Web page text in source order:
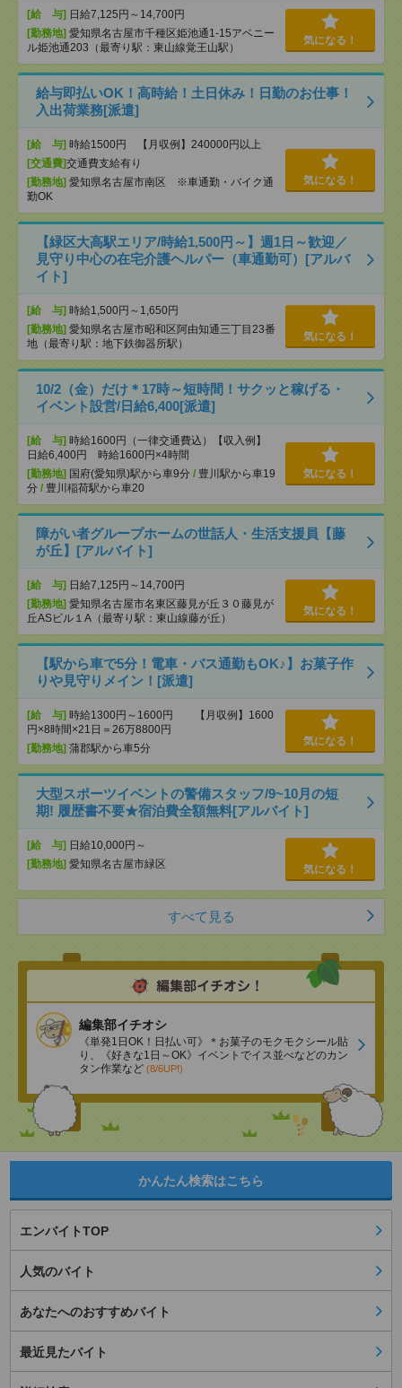
[給 与] 日給7,125円～14,700円
[勤務地] 愛知県名古屋市千種区姫池通1-15アベニー
ル姫池通203（最寄り駅：東山線覚王山駅）
気になる！
給与即払いOK！高時給！土日休み！日勤のお仕事！
入出荷業務[派遣]
[給 与] 時給1500円 【月収例】240000円以上
[交通費]交通費支給有り
[勤務地] 愛知県名古屋市南区 ※車通勤・バイク通
勤OK
気になる！
【緑区大高駅エリア/時給1,500円～】週1日～歓迎／
見守り中心の在宅介護ヘルパー（車通勤可）[アルバ
イト]
[給 与] 時給1,500円～1,650円
[勤務地] 愛知県名古屋市昭和区阿由知通三丁目23番
地（最寄り駅：地下鉄御器所駅）
気になる！
10/2（金）だけ＊17時～短時間！サクッと稼げる・
イベント設営/日給6,400[派遣]
[給 与] 時給1600円（一律交通費込）【収入例】
日給6,400円 時給1600円×4時間
[勤務地] 国府(愛知県)駅から車9分 / 豊川駅から車19
分 / 豊川稲荷駅から車20
気になる！
障がい者グループホームの世話人・生活支援員【藤
が丘】[アルバイト]
[給 与] 日給7,125円～14,700円
[勤務地] 愛知県名古屋市名東区藤見が丘３０藤見が
丘ASビル１A（最寄り駅：東山線藤が丘）
気になる！
【駅から車で5分！電車・バス通勤もOK♪】お菓子作
りや見守りメイン！[派遣]
[給 与] 時給1300円～1600円 【月収例】1600
円×8時間×21日＝26万8800円
[勤務地] 蒲郡駅から車5分
気になる！
大型スポーツイベントの警備スタッフ/9~10月の短
期! 履歴書不要★宿泊費全額無料[アルバイト]
[給 与] 日給10,000円～
[勤務地] 愛知県名古屋市緑区 気になる！
すべて見る
編集部イチオシ
《単発1日OK！日払い可》＊お菓子のモクモクシール貼
り、《好きな1日～OK》イベントでイス並べなどのカン
タン作業など (8/6UP!)
かんたん検索はこちら
エンバイトTOP
人気のバイト
あなたへのおすすめバイト
最近見たバイト